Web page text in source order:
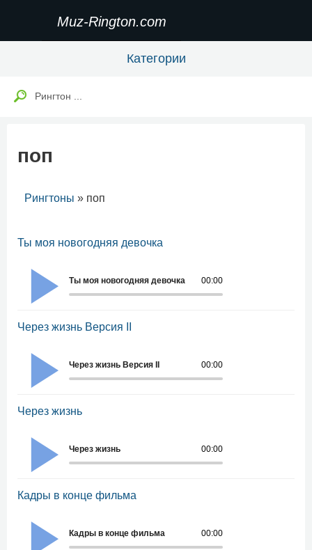
Muz-Rington.com
Категории
поп
Рингтоны » поп
Ты моя новогодняя девочка
00:00
Ты моя новогодняя девочка
Через жизнь Версия II
00:00
Через жизнь Версия II
Через жизнь
00:00
Через жизнь
Кадры в конце фильма
00:00
Кадры в конце фильма